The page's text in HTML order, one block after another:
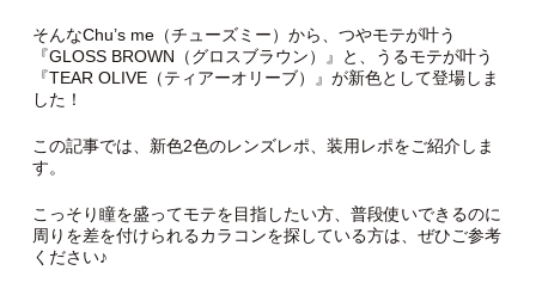
そんなChu’s me（チューズミー）から、つやモテが叶う
『GLOSS BROWN（グロスブラウン）』と、うるモテが叶う
『TEAR OLIVE（ティアーオリーブ）』が新色として登場しま
した！
この記事では、新色2色のレンズレポ、装用レポをご紹介しま
す。
こっそり瞳を盛ってモテを目指したい方、普段使いできるのに
周りを差を付けられるカラコンを探している方は、ぜひご参考
ください♪